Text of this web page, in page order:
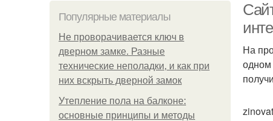
Популярные материалы
Не проворачивается ключ в
дверном замке. Разные
технические неполадки, и как при
них вскрыть дверной замок
Утепление пола на балконе:
основные принципы и методы
На
одном